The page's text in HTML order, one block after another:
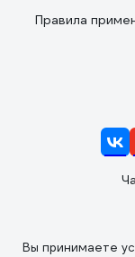
Правила
Вы принимаете